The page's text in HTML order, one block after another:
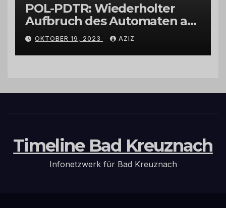
POL-PDTR: Wiederholter
Aufbruch des Automaten am
Wohnmobilstellplatz in
Hermeskeil am Labachweg
OKTOBER 19, 2023 AZIZ
Timeline Bad Kreuznach
Infonetzwerk für Bad Kreuznach